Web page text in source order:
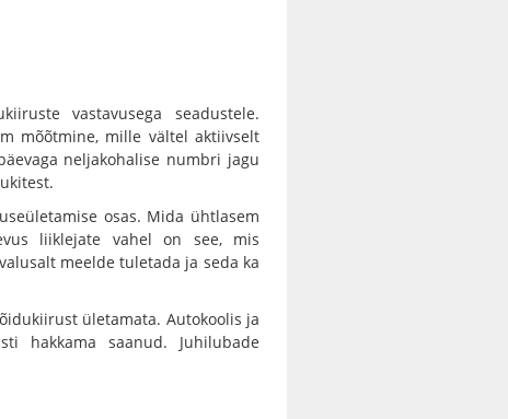
vastavusega seadustele.
mõõtmine, mille vältel aktiivselt
neljakohalise numbri jagu
osas. Mida ühtlasem
liiklejate vahel on see, mis
meelde tuletada ja seda ka
ületamata. Autokoolis ja
hakkama saanud. Juhilubade